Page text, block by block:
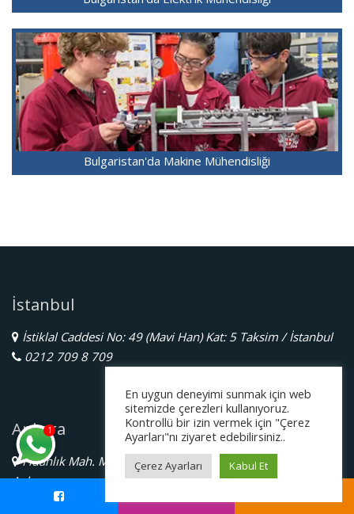
Bulgaristan'da Makine Mühendisliği
İstanbul
İstiklal Caddesi No: 49 (Mavi Han) Kat: 5 Taksim / İstanbul
0212 709 8 709
Ankara
Fidanlık Mah. Mithatpaşa Cad. No:39/7 Kat:4 Kızılay /
Ankara
0545 599 73 26
1
En uygun deneyimi sunmak için web
sitemizde çerezleri kullanıyoruz.
Kontrollü bir izin vermek için "Çerez
Ayarları"nı ziyaret edebilirsiniz..
Çerez Ayarları Kabul Et